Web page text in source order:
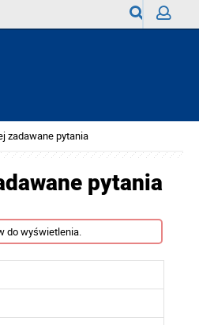
zadawane pytania
pytania
do wyświetlenia.